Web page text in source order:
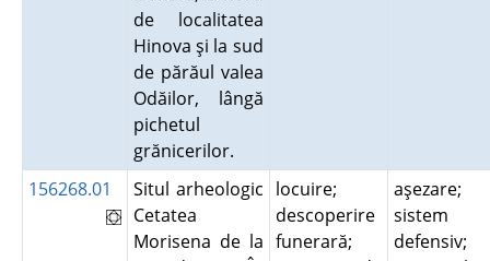
de localitatea
Hinova şi la sud
de părăul valea
Odăilor, lângă
pichetul
grănicerilor.
156268.01
Situl arheologic
Cetatea
Morisena de la
locuire;
descoperire
funerară;
aşezare;
sistem
defensiv;